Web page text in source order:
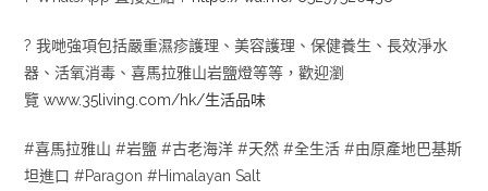
? 我哋強項包括嚴重濕疹護理、美容護理、保健養生、長效淨水
器、活氧消毒、喜馬拉雅山岩鹽燈等等，歡迎瀏
覽www.35living.com/hk/生活品味
#喜馬拉雅山 #岩鹽 #古老海洋 #天然 #全生活 #由原產地巴基斯
坦進口 #Paragon #Himalayan Salt